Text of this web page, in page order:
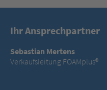
Ihr Ansprechpartner
Sebastian Mertens
Verkaufsleitung FOAMplus®